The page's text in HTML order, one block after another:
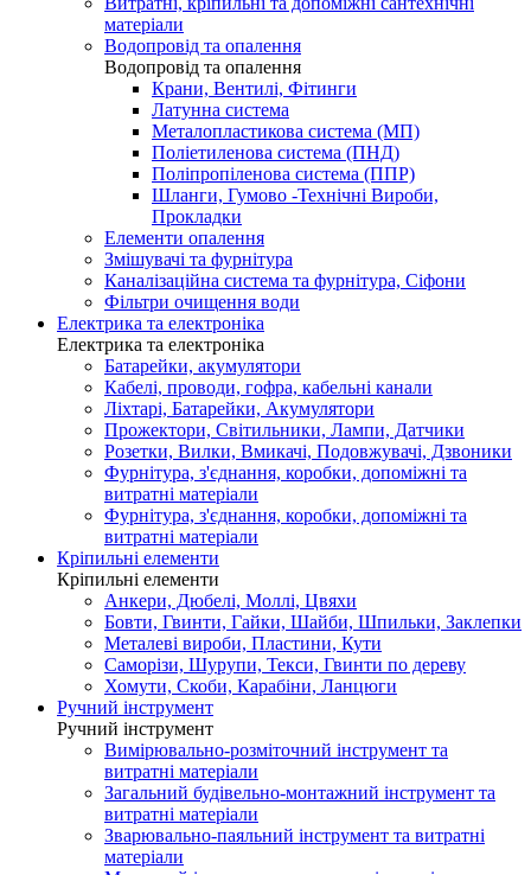
матеріали
Водопровід та опалення
Водопровід та опалення
Крани, Вентилі, Фітинги
Латунна система
Металопластикова система (МП)
Поліетиленова система (ПНД)
Поліпропіленова система (ППР)
Шланги, Гумово -Технічні Вироби,
Прокладки
Елементи опалення
Змішувачі та фурнітура
Каналізаційна система та фурнітура, Сіфони
Фільтри очищення води
Електрика та електроніка
Електрика та електроніка
Батарейки, акумулятори
Кабелі, проводи, гофра, кабельні канали
Ліхтарі, Батарейки, Акумулятори
Прожектори, Світильники, Лампи, Датчики
Розетки, Вилки, Вмикачі, Подовжувачі, Дзвоники
Фурнітура, з'єднання, коробки, допоміжні та
витратні матеріали
Фурнітура, з'єднання, коробки, допоміжні та
витратні матеріали
Кріпильні елементи
Кріпильні елементи
Анкери, Дюбелі, Моллі, Цвяхи
Бовти, Гвинти, Гайки, Шайби, Шпильки, Заклепки
Металеві вироби, Пластини, Кути
Саморізи, Шурупи, Текси, Гвинти по дереву
Хомути, Скоби, Карабіни, Ланцюги
Ручний інструмент
Ручний інструмент
Вимірювально-розміточний інструмент та
витратні матеріали
Загальний будівельно-монтажний інструмент та
витратні матеріали
Зварювально-паяльний інструмент та витратні
матеріали